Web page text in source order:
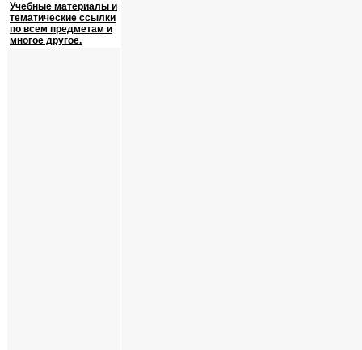
Учебные материалы и
тематические ссылки
по всем предметам и
многое другое.